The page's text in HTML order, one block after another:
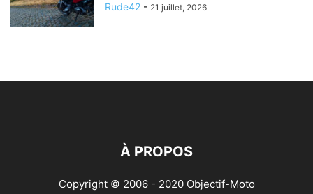
Rude42 - 21 juillet, 2026
À PROPOS
Copyright © 2006 - 2020 Objectif-Moto